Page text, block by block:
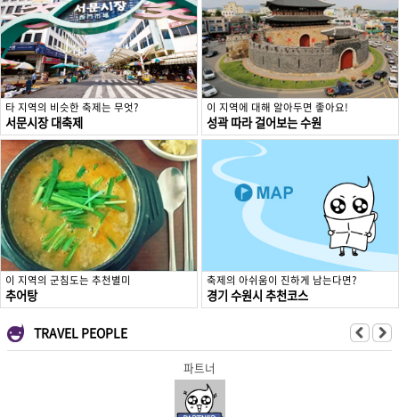
타 지역의 비슷한 축제는 무엇?
서문시장 대축제
이 지역에 대해 알아두면 좋아요!
성곽 따라 걸어보는 수원
이 지역의 군침도는 추천별미
추어탕
축제의 아쉬움이 진하게 남는다면?
경기 수원시 추천코스
TRAVEL PEOPLE
파트너